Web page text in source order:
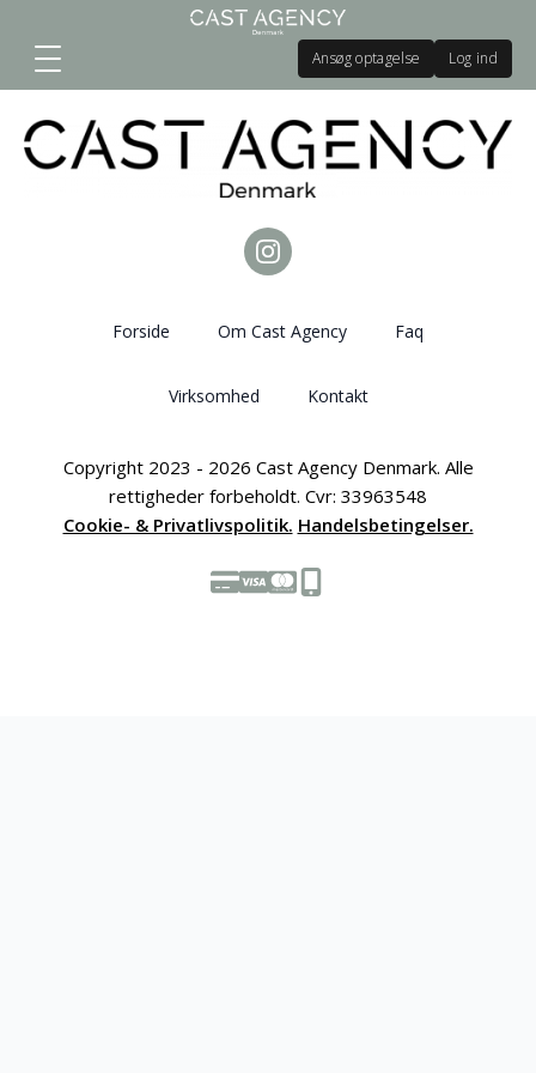
Ansøg optagelse Log ind
Forside Om Cast Agency Faq
Virksomhed Kontakt
Copyright 2023 - 2026 Cast Agency Denmark. Alle
rettigheder forbeholdt. Cvr: 33963548
Cookie- & Privatlivspolitik. Handelsbetingelser.